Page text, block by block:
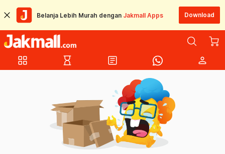
Belanja Lebih Murah dengan Jakmall Apps Download
grid_view hourglass_empty article person